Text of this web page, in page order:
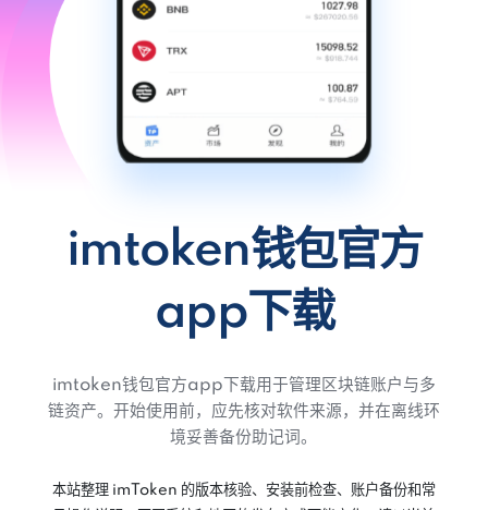
imtoken钱包官方
app下载
imtoken钱包官方app下载用于管理区块链账户与多
链资产。开始使用前，应先核对软件来源，并在离线环
境妥善备份助记词。
本站整理 imToken 的版本核验、安装前检查、账户备份和常